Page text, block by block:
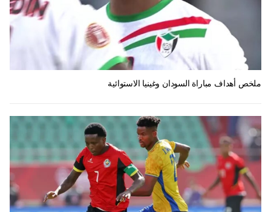
ملخص أهداف مباراة السودان وغينيا الاستوائية